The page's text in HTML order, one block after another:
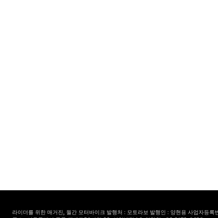
라이더를 위한 매거진, 월간 모터바이크 발행처 : 모토라보 발행인 : 양현용 사업자등록